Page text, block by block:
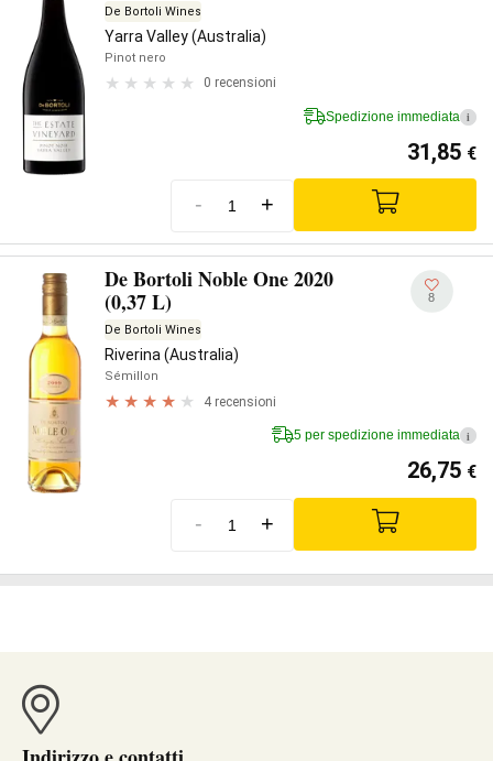
De Bortoli Wines
Yarra Valley (Australia)
Pinot nero
0 recensioni
Spedizione immediata i
31,85 €
- +
De Bortoli Noble One 2020
(0,37 L)
De Bortoli Wines
Riverina (Australia)
Sémillon
4 recensioni
8
5 per spedizione immediata i
26,75 €
- +